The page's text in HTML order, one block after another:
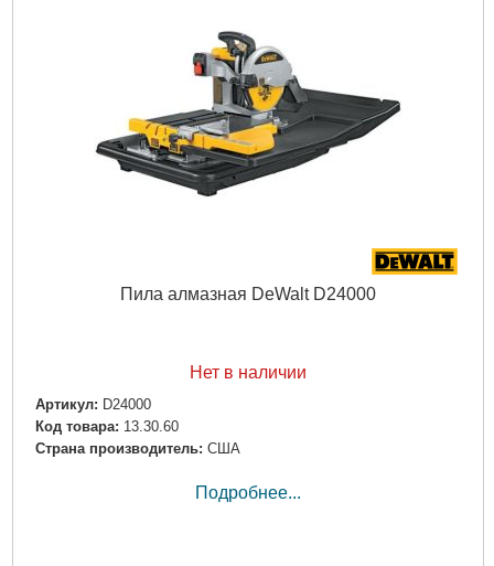
• пильный диск с 32 зубьями• монтажные
инструменты• автоматический возврат для безопасной
работы• тормоз диска• столик на ножках
электрический
Макс.глубина пропила: 90мм
Подробнее...
Пила алмазная DeWalt D24000
Нет в наличии
Артикул: D24000
Код товара: 13.30.60
Страна производитель: США
Подробнее...